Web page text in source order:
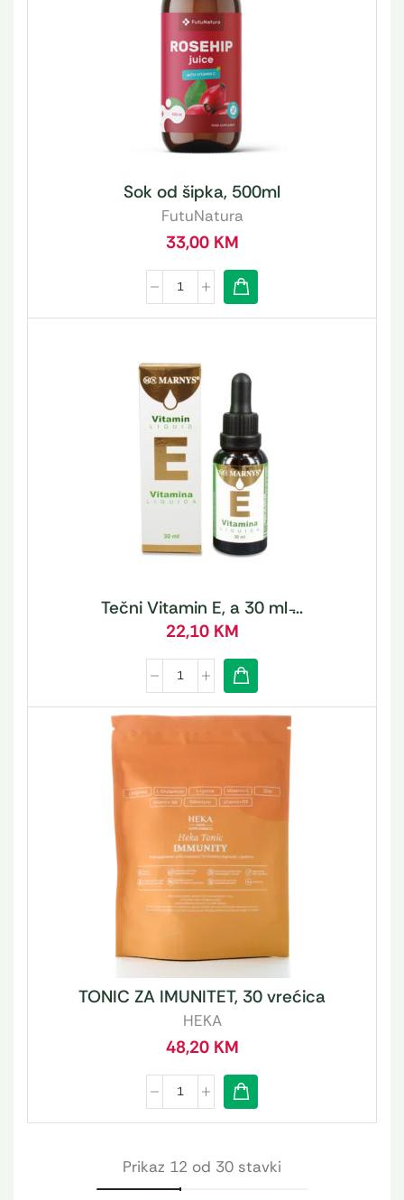
Sok od šipka, 500ml
FutuNatura
33,00 KM
Tečni Vitamin E, a 30 ml ̵...
22,10 KM
TONIC ZA IMUNITET, 30 vrećica
HEKA
48,20 KM
Prikaz 12 od 30 stavki